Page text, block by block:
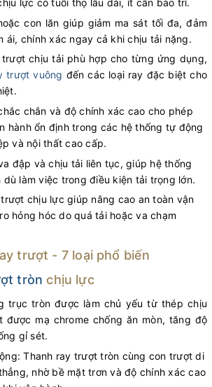
lực có tuổi thọ lâu dài, ít cần bảo trì.
con lăn giúp giảm ma sát tối đa, đảm
ái, chính xác ngay cả khi chịu tải nặng.
trượt chịu tải phù hợp cho từng ứng dụng,
trượt vuông đến các loại ray đặc biệt cho
chắn và độ chính xác cao cho phép
hành ổn định trong các hệ thống tự động
và nội thất cao cấp.
đập và chịu tải liên tục, giúp hệ thống
làm việc trong điều kiện tải trọng lớn.
chịu lực giúp nâng cao an toàn vận
hỏng hóc do quá tải hoặc va chạm
trượt - 7 loại phổ biến
tròn chịu lực
trục tròn được làm chủ yếu từ thép chịu
được mạ chrome chống ăn mòn, tăng độ
gỉ sét.
Thanh ray trượt tròn cùng con trượt di
nhờ bề mặt trơn và độ chính xác cao